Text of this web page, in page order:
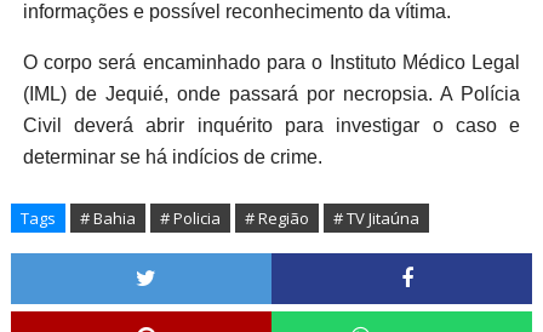
informações e possível reconhecimento da vítima.
O corpo será encaminhado para o Instituto Médico Legal
(IML) de Jequié, onde passará por necropsia. A Polícia
Civil deverá abrir inquérito para investigar o caso e
determinar se há indícios de crime.
Tags # Bahia # Policia # Região # TV Jitaúna